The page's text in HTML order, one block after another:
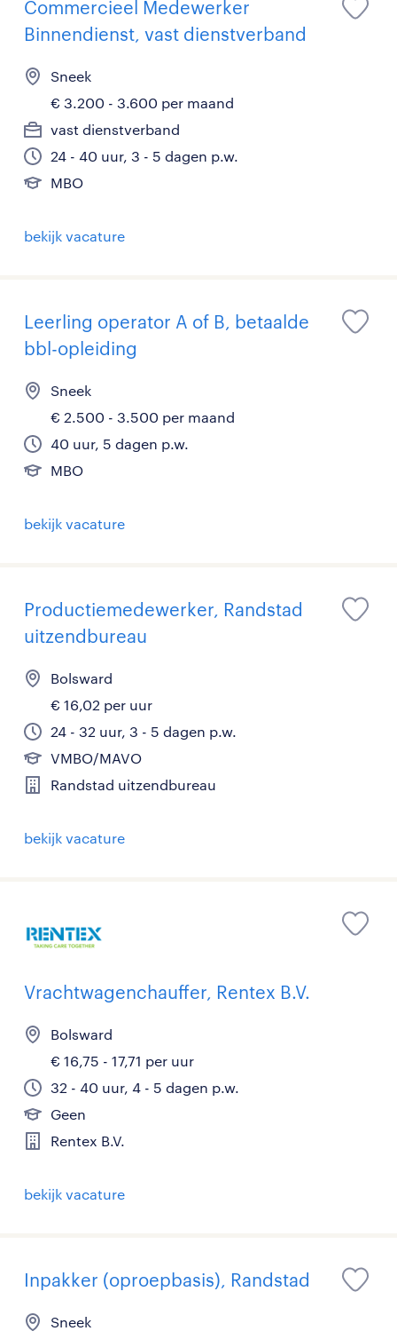
Commercieel Medewerker
Binnendienst, vast dienstverband
Sneek
€ 3.200 - 3.600 per maand
vast dienstverband
24 - 40 uur, 3 - 5 dagen p.w.
MBO
bekijk vacature
Leerling operator A of B, betaalde
bbl-opleiding
Sneek
€ 2.500 - 3.500 per maand
40 uur, 5 dagen p.w.
MBO
bekijk vacature
Productiemedewerker, Randstad
uitzendbureau
Bolsward
€ 16,02 per uur
24 - 32 uur, 3 - 5 dagen p.w.
VMBO/MAVO
Randstad uitzendbureau
bekijk vacature
Vrachtwagenchauffer, Rentex B.V.
Bolsward
€ 16,75 - 17,71 per uur
32 - 40 uur, 4 - 5 dagen p.w.
Geen
Rentex B.V.
bekijk vacature
Inpakker (oproepbasis), Randstad
Sneek